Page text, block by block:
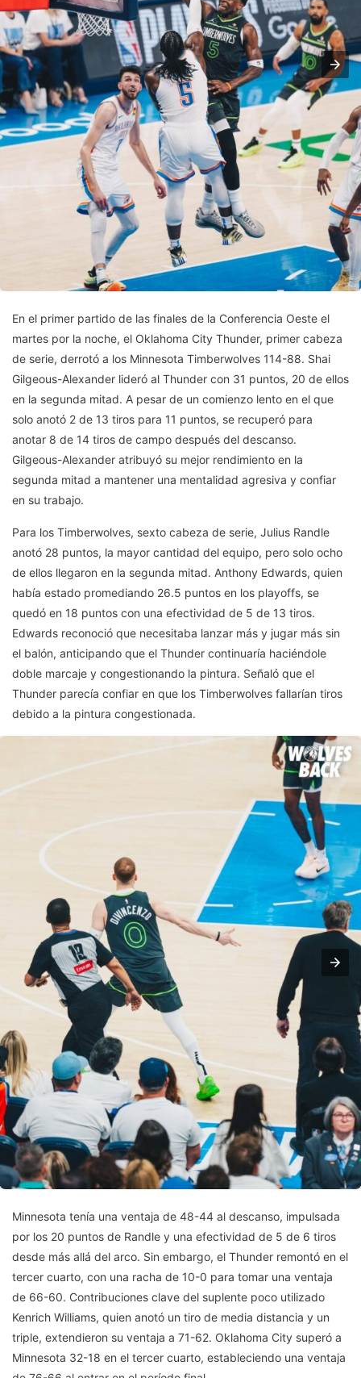
En el primer partido de las finales de la Conferencia Oeste el
martes por la noche, el Oklahoma City Thunder, primer cabeza
de serie, derrotó a los Minnesota Timberwolves 114-88. Shai
Gilgeous-Alexander lideró al Thunder con 31 puntos, 20 de ellos
en la segunda mitad. A pesar de un comienzo lento en el que
solo anotó 2 de 13 tiros para 11 puntos, se recuperó para
anotar 8 de 14 tiros de campo después del descanso.
Gilgeous-Alexander atribuyó su mejor rendimiento en la
segunda mitad a mantener una mentalidad agresiva y confiar
en su trabajo.
Para los Timberwolves, sexto cabeza de serie, Julius Randle
anotó 28 puntos, la mayor cantidad del equipo, pero solo ocho
de ellos llegaron en la segunda mitad. Anthony Edwards, quien
había estado promediando 26.5 puntos en los playoffs, se
quedó en 18 puntos con una efectividad de 5 de 13 tiros.
Edwards reconoció que necesitaba lanzar más y jugar más sin
el balón, anticipando que el Thunder continuaría haciéndole
doble marcaje y congestionando la pintura. Señaló que el
Thunder parecía confiar en que los Timberwolves fallarían tiros
debido a la pintura congestionada.
Minnesota tenía una ventaja de 48-44 al descanso, impulsada
por los 20 puntos de Randle y una efectividad de 5 de 6 tiros
desde más allá del arco. Sin embargo, el Thunder remontó en el
tercer cuarto, con una racha de 10-0 para tomar una ventaja
de 66-60. Contribuciones clave del suplente poco utilizado
Kenrich Williams, quien anotó un tiro de media distancia y un
triple, extendieron su ventaja a 71-62. Oklahoma City superó a
Minnesota 32-18 en el tercer cuarto, estableciendo una ventaja